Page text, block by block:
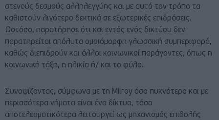
στενούς δεσμούς αλληλεγγύης και με αυτό τον τρόπο τα
καθιστούν λιγότερο δεκτικά σε εξωτερικές επιδράσεις.
Ωστόσο, παρατήρησε ότι και εντός ενός δικτύου δεν
παρατηρείται απόλυτα ομοιόμορφη γλωσσική συμπεριφορά,
καθώς διεπιδρούν και άλλοι κοινωνικοί παράγοντες, όπως η
κοινωνική τάξη, η ηλικία ή/ και το φύλο.
Συνοψίζοντας, σύμφωνα με τη Milroy όσο πυκνότερο και με
περισσότερα νήματα είναι ένα δίκτυο, τόσο
αποτελεσματικότερα λειτουργεί ως μηχανισμός επιβολής